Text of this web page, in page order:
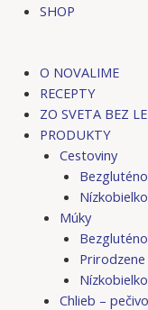
SHOP
O NOVALIME
RECEPTY
ZO SVETA BEZ
PRODUKTY
Cestoviny
Múky
Chlieb – pečivo